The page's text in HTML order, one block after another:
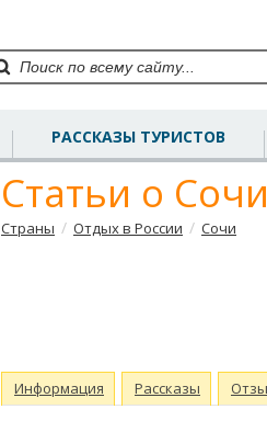
РАССКАЗЫ ТУРИСТОВ
Статьи о
Страны / Отдых в России / Сочи
Информация Рассказы